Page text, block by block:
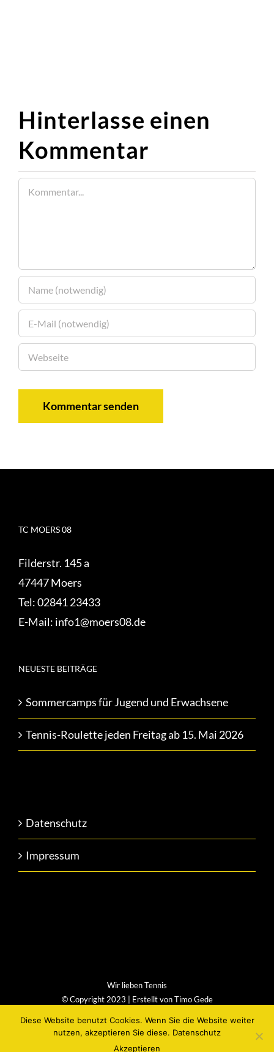
Hinterlasse einen
Kommentar
Kommentar
TC MOERS 08
Filderstr. 145 a
47447 Moers
Tel:02841 23433
E-Mail: info1@moers08.de
NEUESTE BEITRÄGE
Sommercamps für Jugend und Erwachsene
Tennis-Roulette jeden Freitag ab 15. Mai 2026
Datenschutz
Impressum
Wir lieben Tennis
© Copyright 2023 | Erstellt vonTimo Gede
FacebookInstagram
Diese Website benutzt Cookies. Wenn Sie die Website weiter
nutzen, akzeptieren Sie diese. Datenschutz
Akzeptieren